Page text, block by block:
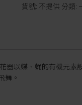
貨號: 不提供 分類:
器以蝶、蛹的有機元
舞。